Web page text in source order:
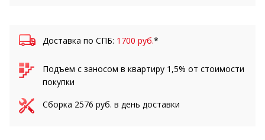
Доставка по СПБ: 1700 руб.*
Подъем с заносом в квартиру 1,5% от стоимости
покупки
Сборка 2576 руб. в день доставки